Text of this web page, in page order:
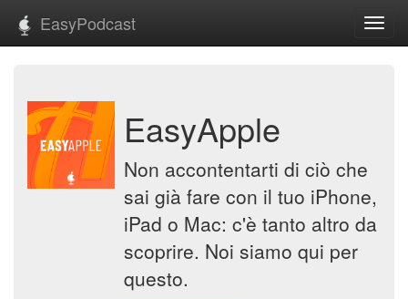
EasyPodcast
EasyApple
Non accontentarti di ciò che
sai già fare con il tuo iPhone,
iPad o Mac: c'è tanto altro da
scoprire. Noi siamo qui per
questo.